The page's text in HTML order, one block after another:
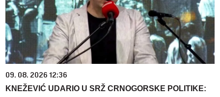
09. 08. 2026 12:36
KNEŽEVIĆ UDARIO U SRŽ CRNOGORSKE POLITIKE: